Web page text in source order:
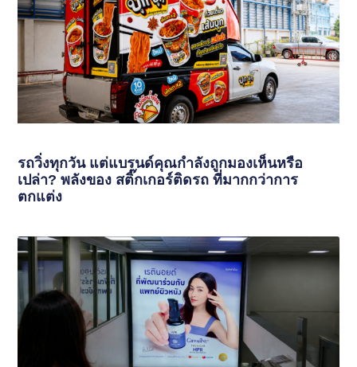
รถวิ่งทุกวัน แต่แบรนด์คุณกำลังถูกมองเห็นหรือ
เปล่า? พลังของ สติ๊กเกอร์ติดรถ ที่มากกว่าการ
ตกแต่ง